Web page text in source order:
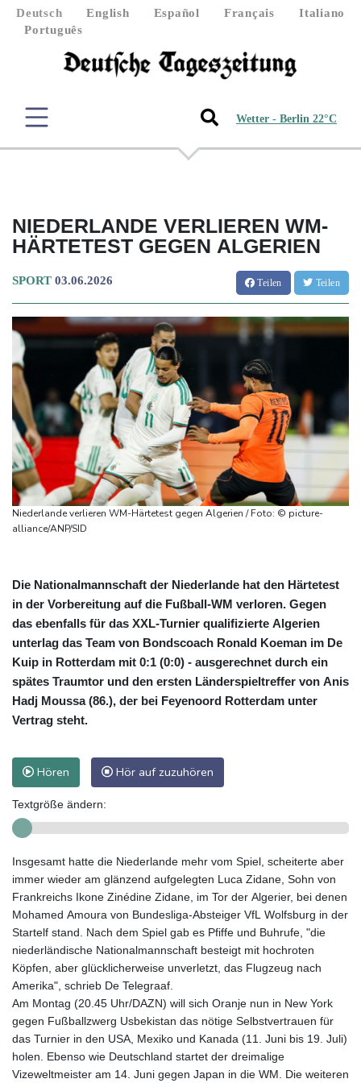
Deutsch English Español Français
Italiano
Português
Wetter - Berlin 22°C
NIEDERLANDE VERLIEREN WM-
HÄRTETEST GEGEN ALGERIEN
SPORT 03.06.2026 Teilen Teilen
Niederlande verlieren WM-Härtetest gegen Algerien / Foto: © picture-
alliance/ANP/SID
Die Nationalmannschaft der Niederlande hat den Härtetest
in der Vorbereitung auf die Fußball-WM verloren. Gegen
das ebenfalls für das XXL-Turnier qualifizierte Algerien
unterlag das Team von Bondscoach Ronald Koeman im De
Kuip in Rotterdam mit 0:1 (0:0) - ausgerechnet durch ein
spätes Traumtor und den ersten Länderspieltreffer von Anis
Hadj Moussa (86.), der bei Feyenoord Rotterdam unter
Vertrag steht.
Hören Hör auf zuzuhören
Textgröße ändern:
Insgesamt hatte die Niederlande mehr vom Spiel, scheiterte aber
immer wieder am glänzend aufgelegten Luca Zidane, Sohn von
Frankreichs Ikone Zinédine Zidane, im Tor der Algerier, bei denen
Mohamed Amoura von Bundesliga-Absteiger VfL Wolfsburg in der
Startelf stand. Nach dem Spiel gab es Pfiffe und Buhrufe, "die
niederländische Nationalmannschaft besteigt mit hochroten
Köpfen, aber glücklicherweise unverletzt, das Flugzeug nach
Amerika", schrieb De Telegraaf.
Am Montag (20.45 Uhr/DAZN) will sich Oranje nun in New York
gegen Fußballzwerg Usbekistan das nötige Selbstvertrauen für
das Turnier in den USA, Mexiko und Kanada (11. Juni bis 19. Juli)
holen. Ebenso wie Deutschland startet der dreimalige
Vizeweltmeister am 14. Juni gegen Japan in die WM. Die weiteren